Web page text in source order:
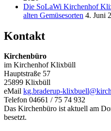
Die SoLaWi Kirchenhof
alten Gemüsesorten 4. Juni
Kontakt
Kirchenbüro
im Kirchenhof Klixbüll
Hauptstraße 57
25899 Klixbüll
eMail kg.braderup-
Telefon 04661 / 75 74 932
Das Kirchenbüro ist aktuell am
besetzt.